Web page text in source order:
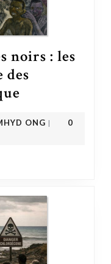
noirs : les
ONG |
0